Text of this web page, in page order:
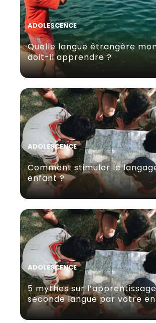
ADOLESCENCE
Quelle langue étrangère
doit-il apprendre ?
ADOLESCENCE
Comment stimuler le
enfant ?
ADOLESCENCE
5 mythes sur l’apprentissage
seconde langue par votre